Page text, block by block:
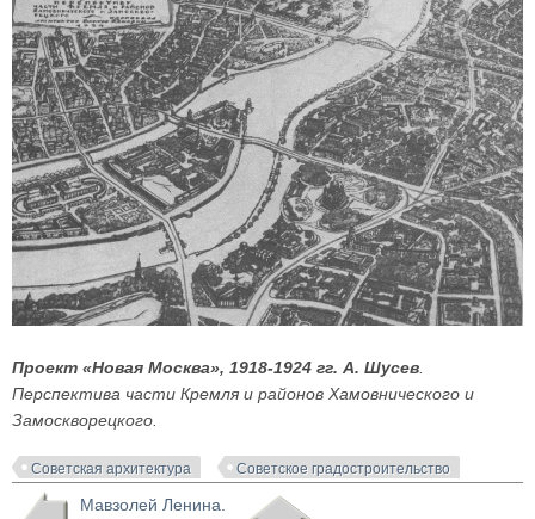
Проект «Новая Москва», 1918-1924 гг. А. Шусев.
Перспектива части Кремля и районов Хамовнического и
Замоскворецкого.
Советская архитектура Советское градостроительство
Мавзолей Ленина.